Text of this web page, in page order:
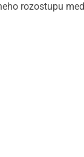
rozostupu